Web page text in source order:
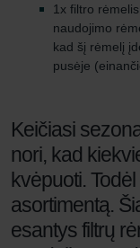
1x filtro
naudojimo
kad šį rėmelį
pusėje
Keičiasi
nori, kad
kvėpuoti.
asortimentą.
esantys filtrų